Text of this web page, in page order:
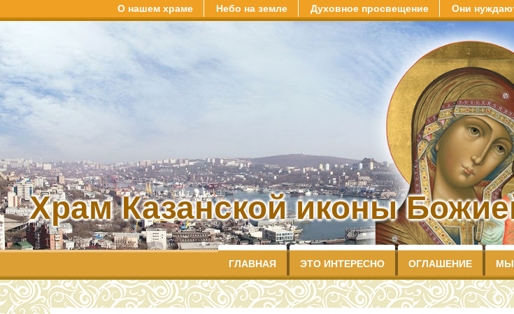
О нашем храме Небо на земле Духовное просвещение Они
Храм Казанской иконы
ГЛАВНАЯ ЭТО ИНТЕРЕСНО ОГЛАШЕНИЕ МЫ